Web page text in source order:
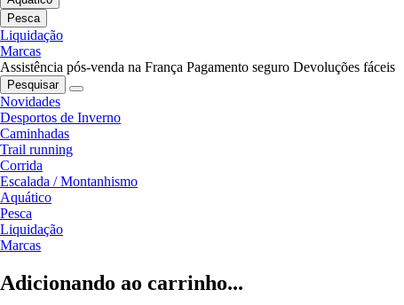
Pesca
Liquidação
Marcas
Assistência pós-venda na França Pagamento seguro Devoluções fáceis
Pesquisar
Novidades
Desportos de Inverno
Caminhadas
Trail running
Corrida
Escalada / Montanhismo
Aquático
Pesca
Liquidação
Marcas
Adicionando ao carrinho...